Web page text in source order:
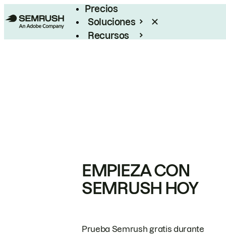
Precios
Soluciones
Recursos
EMPIEZA CON
SEMRUSH HOY
Prueba Semrush gratis durante